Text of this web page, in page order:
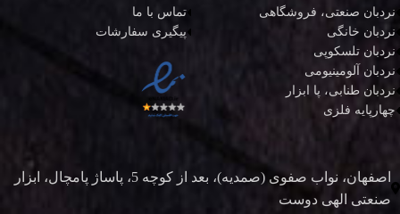
نردبان صنعتی، فروشگاهی
نردبان خانگی
نردبان تلسکوپی
نردبان آلومینیومی
نردبان طنابی، پا ابزار
چهارپایه فلزی
تماس با ما
پیگیری سفارشات
اصفهان، نواب صفوی (صمدیه)، بعد از کوچه 5، پاساژ پامچال، ابزار
صنعتی الهی دوست